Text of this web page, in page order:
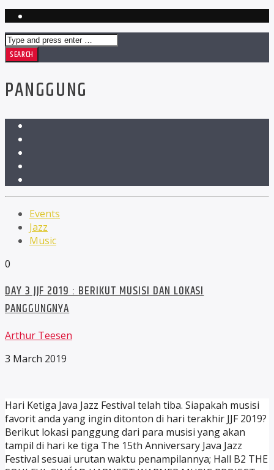
PANGGUNG
Events
Jazz
Music
0
DAY 3 JJF 2019 : BERIKUT MUSISI DAN LOKASI
PANGGUNGNYA
Arthur Teesen
3 March 2019
Hari Ketiga Java Jazz Festival telah tiba. Siapakah musisi
favorit anda yang ingin ditonton di hari terakhir JJF 2019?
Berikut lokasi panggung dari para musisi yang akan
tampil di hari ke tiga The 15th Anniversary Java Jazz
Festival sesuai urutan waktu penampilannya; Hall B2 THE